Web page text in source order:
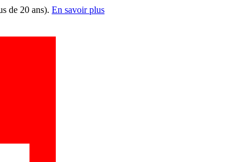
de 20 ans). En savoir plus